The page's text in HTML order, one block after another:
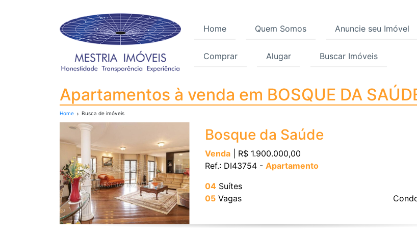
Home Quem Somos Anuncie seu Imóvel
Comprar Alugar Buscar Imóveis
Apartamentos à venda em BOSQUE DA
Apartamentos à venda em BOSQUE DA
Home Busca de imóveis
Bosque da Saúde
Venda| R$ 1.900.000,00
Ref.: DI43754 - Apartamento
04Suítes
05Vagas